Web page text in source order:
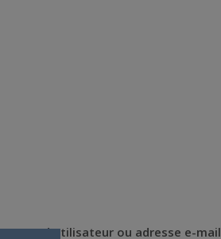
Nom d'utilisateur ou adresse e-mail